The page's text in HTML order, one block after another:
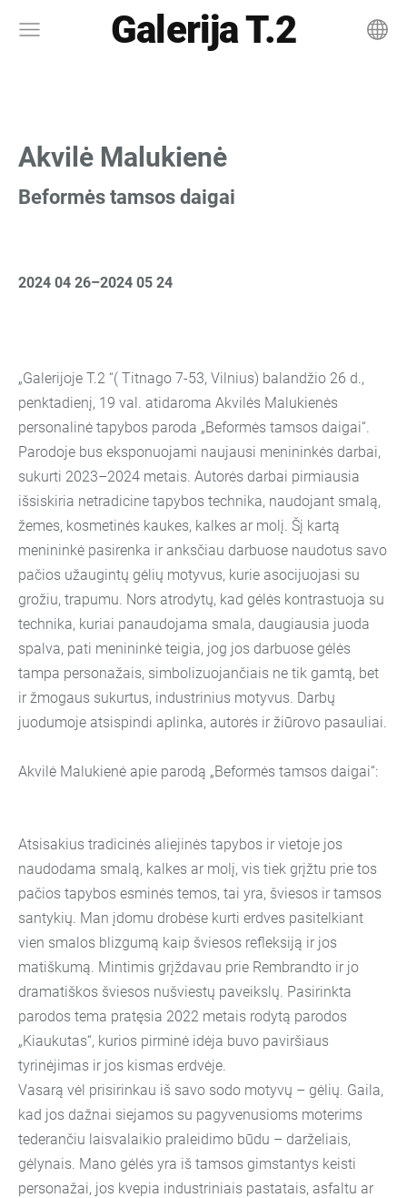
Galerija T.2
Akvilė Malukienė
Beformės tamsos daigai
2024 04 26–2024 05 24
„Galerijoje T.2 “( Titnago 7-53, Vilnius) balandžio 26 d.,
penktadienį, 19 val. atidaroma Akvilės Malukienės
personalinė tapybos paroda „Beformės tamsos daigai“.
Parodoje bus eksponuojami naujausi menininkės darbai,
sukurti 2023–2024 metais. Autorės darbai pirmiausia
išsiskiria netradicine tapybos technika, naudojant smalą,
žemes, kosmetinės kaukes, kalkes ar molį. Šį kartą
menininkė pasirenka ir anksčiau darbuose naudotus savo
pačios užaugintų gėlių motyvus, kurie asocijuojasi su
grožiu, trapumu. Nors atrodytų, kad gėlės kontrastuoja su
technika, kuriai panaudojama smala, daugiausia juoda
spalva, pati menininkė teigia, jog jos darbuose gėlės
tampa personažais, simbolizuojančiais ne tik gamtą, bet
ir žmogaus sukurtus, industrinius motyvus. Darbų
juodumoje atsispindi aplinka, autorės ir žiūrovo pasauliai.
Akvilė Malukienė apie parodą „Beformės tamsos daigai“:
Atsisakius tradicinės aliejinės tapybos ir vietoje jos
naudodama smalą, kalkes ar molį, vis tiek grįžtu prie tos
pačios tapybos esminės temos, tai yra, šviesos ir tamsos
santykių. Man įdomu drobėse kurti erdves pasitelkiant
vien smalos blizgumą kaip šviesos refleksiją ir jos
matiškumą. Mintimis grįždavau prie Rembrandto ir jo
dramatiškos šviesos nušviestų paveikslų. Pasirinkta
parodos tema pratęsia 2022 metais rodytą parodos
„Kiaukutas“, kurios pirminė idėja buvo paviršiaus
tyrinėjimas ir jos kismas erdvėje.
Vasarą vėl prisirinkau iš savo sodo motyvų – gėlių. Gaila,
kad jos dažnai siejamos su pagyvenusioms moterims
tederančiu laisvalaikio praleidimo būdu – darželiais,
gėlynais. Mano gėlės yra iš tamsos gimstantys keisti
personažai, jos kvepia industriniais pastatais, asfaltu ar